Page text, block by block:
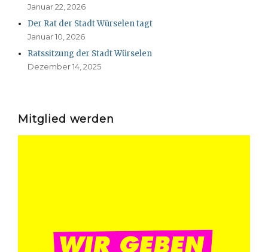
Januar 22, 2026
Der Rat der Stadt Würselen tagt
Januar 10, 2026
Ratssitzung der Stadt Würselen
Dezember 14, 2025
Mitglied werden